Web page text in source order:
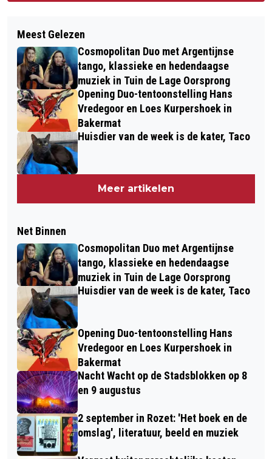
Meest Gelezen
Cosmopolitan Duo met Argentijnse
tango, klassieke en hedendaagse
muziek in Tuin de Lage Oorsprong
Opening Duo-tentoonstelling Hans
Vredegoor en Loes Kurpershoek in
Bakermat
Huisdier van de week is de kater, Taco
Meer artikelen
Net Binnen
Cosmopolitan Duo met Argentijnse
tango, klassieke en hedendaagse
muziek in Tuin de Lage Oorsprong
Huisdier van de week is de kater, Taco
Opening Duo-tentoonstelling Hans
Vredegoor en Loes Kurpershoek in
Bakermat
Nacht Wacht op de Stadsblokken op 8
en 9 augustus
2 september in Rozet: 'Het boek en de
omslag', literatuur, beeld en muziek